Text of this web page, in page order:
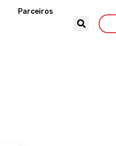
Parceiros